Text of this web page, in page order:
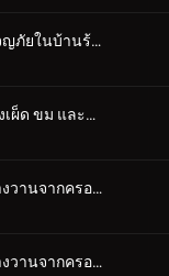
ตอนที่ 430 การผจญภัยในบ้านร้างแสนพิลึก (ภาคตัดสินใจ)
ตอนที่ 431 น้ำที่ทั้งเผ็ด ขม และหวาน
ตอนที่ 432 การจ้างวานจากครอบครัวพิลึก (ตอนแรก)
ตอนที่ 433 การจ้างวานจากครอบครัวพิลึก (ตอนจบ)